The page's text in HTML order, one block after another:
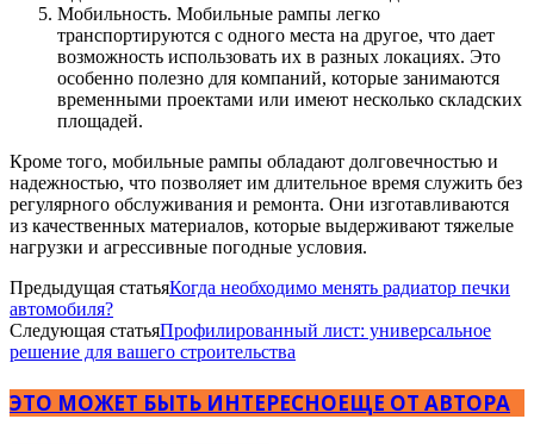
Мобильность. Мобильные рампы легко
транспортируются с одного места на другое, что дает
возможность использовать их в разных локациях. Это
особенно полезно для компаний, которые занимаются
временными проектами или имеют несколько складских
площадей.
Кроме того, мобильные рампы обладают долговечностью и
надежностью, что позволяет им длительное время служить без
регулярного обслуживания и ремонта. Они изготавливаются
из качественных материалов, которые выдерживают тяжелые
нагрузки и агрессивные погодные условия.
Предыдущая статьяКогда необходимо менять радиатор печки
автомобиля?
Следующая статьяПрофилированный лист: универсальное
решение для вашего строительства
ЭТО МОЖЕТ БЫТЬ ИНТЕРЕСНОЕЩЕ ОТ АВТОРА